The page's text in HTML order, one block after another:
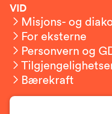
VID
Misjons- og
For eksterne
Personvern og
Bærekraft